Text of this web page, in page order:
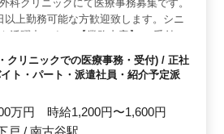
科クリニックにて医療事務募集です。
以上勤務可能な方歓迎致します。シニ
も活躍中です！ 【業務内容】 ・受付、
成 ・診療補助 正社員及びアルバイ
ートの募集です、現在50代の方も活
経験を活かして働ける方を募集！ 皆
クリニックでの医療事務・受付) / 正社
ト・パート・派遣社員・紹介予定派
万円 時給1,200円〜1,600円
戸 / 南古谷駅